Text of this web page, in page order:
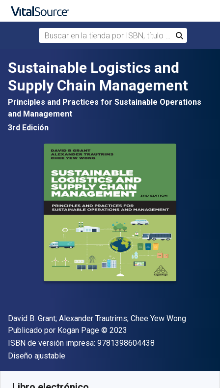
Saltar al contenido principal
Buscar en la tienda por ISBN, título o autor
Buscar
Sustainable Logistics and
Supply Chain Management
Principles and Practices for Sustainable Operations
and Management
3rd Edición
Autor(es)
David B. Grant; Alexander Trautrims; Chee Yew Wong
Editor
Publicado por Kogan Page Copyright
© 2023
ISBN de versión impresa: 9781398604438
Formato
Diseño ajustable